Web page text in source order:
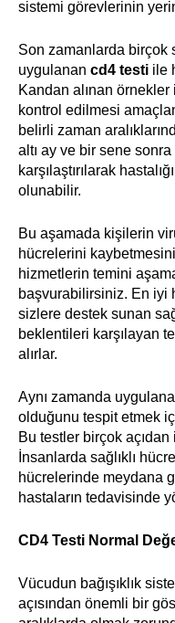
sistemi görevlerinin
Son zamanlarda birçok
uygulanan cd4 testi ile
Kandan alınan
kontrol edilmesi
belirli zaman
altı ay ve bir sene
karşılaştırılarak
olunabilir.
Bu aşamada kişilerin
hücrelerini
hizmetlerin temini
başvurabilirsiniz. En iyi
sizlere destek sunan
beklentileri karşılayan
alırlar.
Aynı zamanda
olduğunu tespit etmek
Bu testler birçok
İnsanlarda sağlıklı
hücrelerinde meydana
hastaların tedavisinde
CD4 Testi Normal
Vücudun bağışıklık
açısından önemli bir